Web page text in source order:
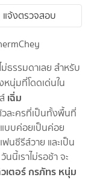
แจ้งตรวจสอบ
ธรรมดาเลย สำหรับ
หนุ่มที่โดดเด่นใน
เฉิ่ม
ละครที่เป็นทั้งพื้นที่
บบค่อยเป็นค่อย
นซีรีส์วาย และเป็น
เราไม่รอช้า จะ
เตอร์ กรภัทร หนุ่ม